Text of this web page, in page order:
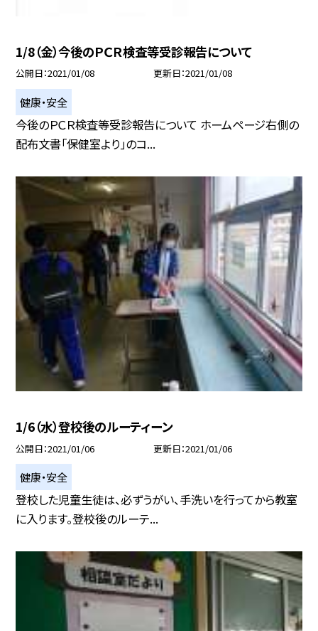
1/8（金）今後のＰＣＲ検査等受診報告について
公開日 2021/01/08 更新日 2021/01/08
健康・安全
今後のＰＣＲ検査等受診報告について ホームページ右側の
配布文書「保健室より」のコ...
1/6（水）登校後のルーティーン
公開日 2021/01/06 更新日 2021/01/06
健康・安全
登校した児童生徒は、必ずうがい、手洗いを行ってから教室
に入ります。登校後のルーテ...